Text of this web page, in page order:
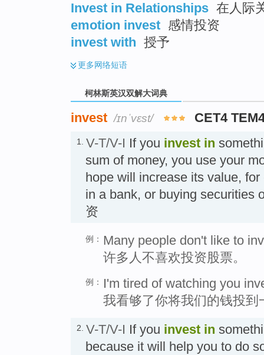
Invest in Relationships 在人际
emotion invest 感情投资
invest with 授予
更多网络短语
柯林斯英汉双解大词典
invest /ɪnˈvɛst/ CET4
1. V-T/V-I If you invest in
sum of money, you use your
hope will increase its value,
in a bank, or buying securities
资
例： Many people don't like to
许多人不喜欢投资股票。
例：
I'm tired of watching you
我看够了你将我们的钱投到
2. V-T/V-I If you invest in
because it will help you to do